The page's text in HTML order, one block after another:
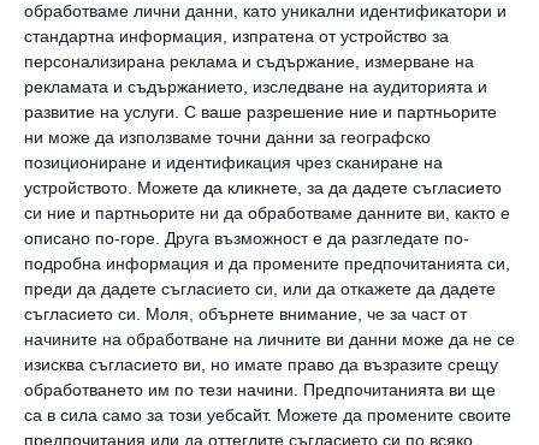
обработваме лични данни, като уникални идентификатори и
стандартна информация, изпратена от устройство за
персонализирана реклама и съдържание, измерване на
рекламата и съдържанието, изследване на аудиторията и
развитие на услуги. С ваше разрешение ние и партньорите
ни може да използваме точни данни за географско
позициониране и идентификация чрез сканиране на
устройството. Можете да кликнете, за да дадете съгласието
си ние и партньорите ни да обработваме данните ви, както е
описано по-горе. Друга възможност е да разгледате по-
подробна информация и да промените предпочитанията си,
преди да дадете съгласието си, или да откажете да дадете
съгласието си.
Моля, обърнете внимание, че за част от
начините на обработване на личните ви данни може да не се
изисква съгласието ви, но имате право да възразите срещу
обработването им по тези начини. Предпочитанията ви ще
са в сила само за този уебсайт. Можете да промените своите
предпочитания или да оттеглите съгласието си по всяко
На кръстопът сте – не знаете как точно да
продължите, защото искате да запазите и двамата
партньори.
Скорпионхороскопседмиченпрогнозаздраве работалюбов
семейство
деца
Коментари
Трябва да сте регистриран потребител за да
напишете коментар
Виж всички коментари